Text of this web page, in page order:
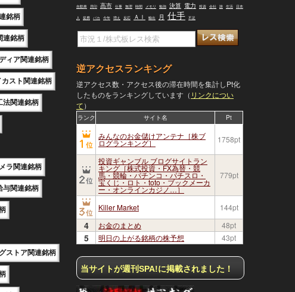
銘柄
連銘柄
ィア関連銘柄
カスト関連銘柄
法関連銘柄
ラ関連銘柄
与関連銘柄
ストア関連銘柄
自動車 貝印 高市 仕事 無理 時間 メモリ 勉強 決算 電力 投資 会社 誰 生活 日本
人 提携 バカ 今年 増え 反応 ＡＩ 輸出 月 仕手 不足
逆アクセスランキング
逆アクセス数・アクセス後の滞在時間を集計しPt化
したものをランキングしています（ リンクについ
て）
ランク サイト名 Pt
みんなのお金儲けアンテナ［株ブ
ログランキング］ 1758pt
投資ギャンブル ブログサイトラン
キング［株式投資・FX為替・競
馬・競輪・パチンコ・パチスロ・
宝くじ・ロト・toto・ブックメーカ
ー・オンラインカジノ…］
779pt
Killer Market 144pt
4 お金のまとめ 48pt
5 明日の上がる銘柄の株予想 43pt
当サイトが週刊SPA!に掲載されました！